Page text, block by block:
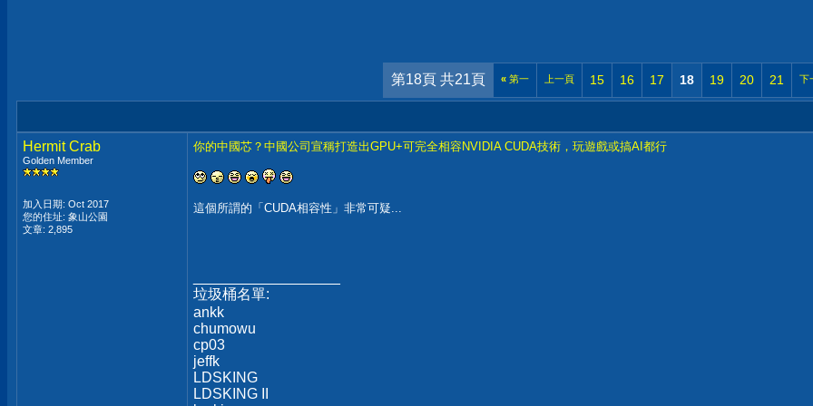
第18頁 共21頁 «第一 上一頁 15 16 17 18 19 20 21 下
Hermit Crab
Golden Member
加入日期: Oct 2017
您的住址: 象山公園
文章: 2,895
你的中國芯？中國公司宣稱打造出GPU+可完全相容NVIDIA CUDA技術，玩遊戲或搞AI都行
這個所謂的「CUDA相容性」非常可疑...
垃圾桶名單:
ankk
chumowu
cp03
jeffk
LDSKING
LDSKING II